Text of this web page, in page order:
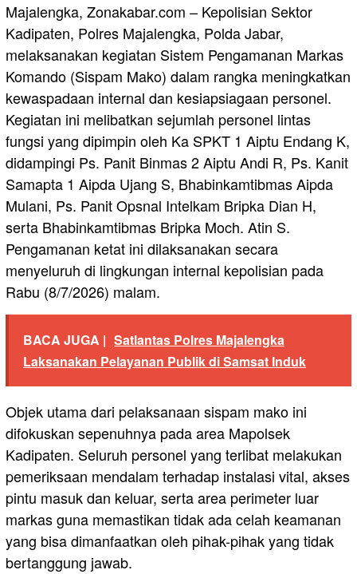
Majalengka, Zonakabar.com – Kepolisian Sektor
Kadipaten, Polres Majalengka, Polda Jabar,
melaksanakan kegiatan Sistem Pengamanan Markas
Komando (Sispam Mako) dalam rangka meningkatkan
kewaspadaan internal dan kesiapsiagaan personel.
Kegiatan ini melibatkan sejumlah personel lintas
fungsi yang dipimpin oleh Ka SPKT 1 Aiptu Endang K,
didampingi Ps. Panit Binmas 2 Aiptu Andi R, Ps. Kanit
Samapta 1 Aipda Ujang S, Bhabinkamtibmas Aipda
Mulani, Ps. Panit Opsnal Intelkam Bripka Dian H,
serta Bhabinkamtibmas Bripka Moch. Atin S.
Pengamanan ketat ini dilaksanakan secara
menyeluruh di lingkungan internal kepolisian pada
Rabu (8/7/2026) malam.
BACA JUGA | Satlantas Polres Majalengka
Laksanakan Pelayanan Publik di Samsat Induk
Objek utama dari pelaksanaan sispam mako ini
difokuskan sepenuhnya pada area Mapolsek
Kadipaten. Seluruh personel yang terlibat melakukan
pemeriksaan mendalam terhadap instalasi vital, akses
pintu masuk dan keluar, serta area perimeter luar
markas guna memastikan tidak ada celah keamanan
yang bisa dimanfaatkan oleh pihak-pihak yang tidak
bertanggung jawab.